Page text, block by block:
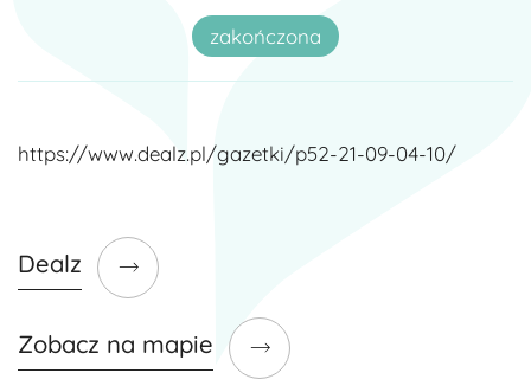
zakończona
https://www.dealz.pl/gazetki/p52-21-09-04-10/
Dealz
Zobacz na mapie